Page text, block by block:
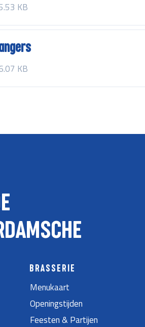
KB
KB
BRASSERIE
Menukaart
Openingstijden
Feesten & Partijen